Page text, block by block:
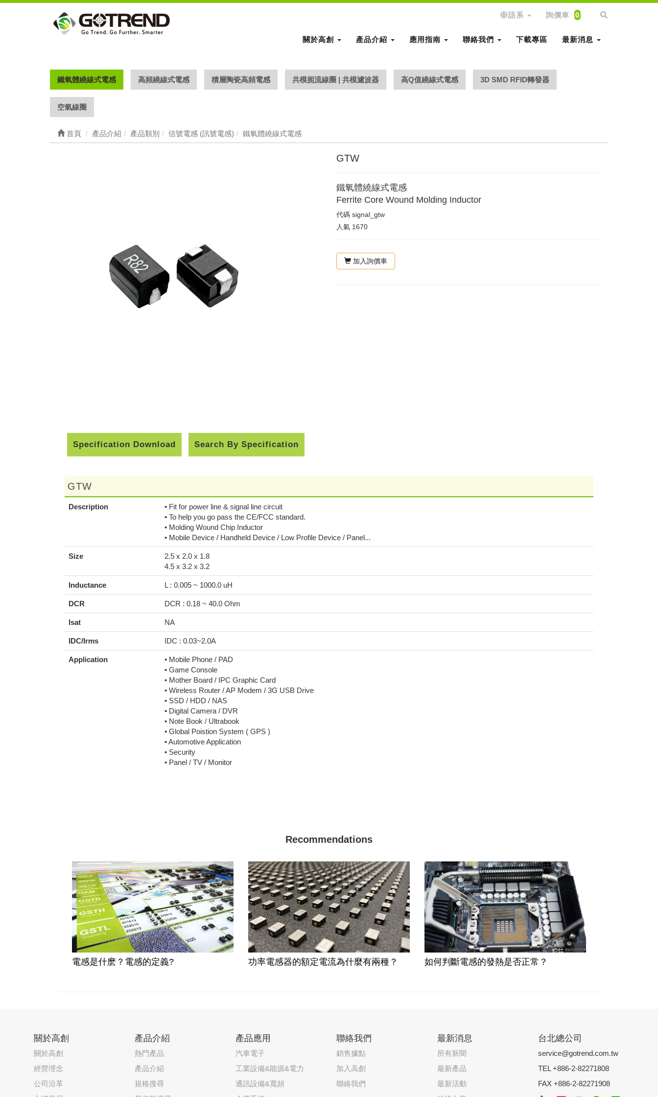
語系 詢價車 0
關於高創 產品介紹 應用指南 聯絡我們 下載專區 最新消息
鐵氧體繞線式電感 高頻繞線式電感 積層陶瓷高頻電感 共模扼流線圈 | 共模濾波器 高Q值繞線式電感 3D SMD RFID轉發器
空氣線圈
首頁 產品介紹 產品類別 信號電感 (訊號電感) 鐵氧體繞線式電感
GTW
鐵氧體繞線式電感
Ferrite Core Wound Molding Inductor
代碼 signal_gtw
人氣 1670
加入詢價車
Specification Download Search By Specification
GTW
Description
• Fit for power line & signal line circuit
• To help you go pass the CE/FCC standard.
• Molding Wound Chip Inductor
• Mobile Device / Handheld Device / Low Profile Device / Panel...
Size
2.5 x 2.0 x 1.8
4.5 x 3.2 x 3.2
Inductance L : 0.005 ~ 1000.0 uH
DCR DCR : 0.18 ~ 40.0 Ohm
Isat NA
IDC/Irms IDC : 0.03~2.0A
Application
• Mobile Phone / PAD
• Game Console
• Mother Board / IPC Graphic Card
• Wireless Router / AP Modem / 3G USB Drive
• SSD / HDD / NAS
• Digital Camera / DVR
• Note Book / Ultrabook
• Global Poistion System ( GPS )
• Automotive Application
• Security
• Panel / TV / Monitor
Recommendations
電感是什麽？電感的定義? 功率電感器的額定電流為什麼有兩種？ 如何判斷電感的發熱是否正常？​
關於高創
關於高創
經營理念
公司沿革
產品介紹
熱門產品
產品介紹
規格搜尋
產品應用
汽車電子
工業設備&能源&電力
通訊設備&寬頻
聯絡我們
銷售據點
加入高創
聯絡我們
最新消息
所有新聞
最新產品
最新活動
台北總公司
service@gotrend.com.tw
TEL +886-2-82271808
FAX +886-2-82271908